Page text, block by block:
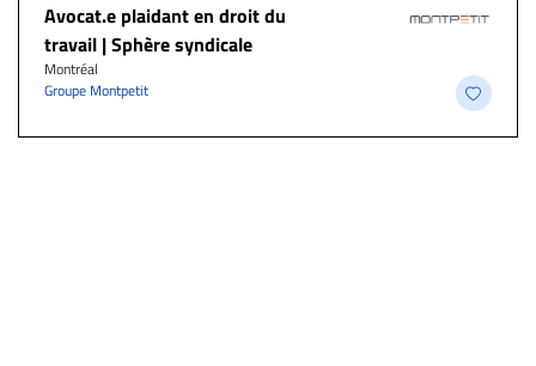
Avocat.e plaidant en droit du
travail | Sphère syndicale
Montréal
Groupe Montpetit